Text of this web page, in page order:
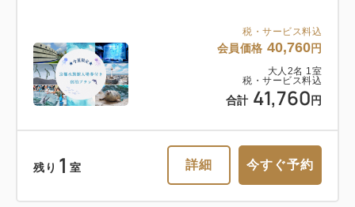
【ポッキリ価格】選べるお部屋を特別
割引！京都旅行をスマートステイ～朝
食付き～
in 15:00~ 24:00 / out 11:00まで
税・サービス料込
会員価格 40,760円
大人 2名 1室
税・サービス料込
合計 41,760 円
残り 1 室 詳細 今すぐ予約